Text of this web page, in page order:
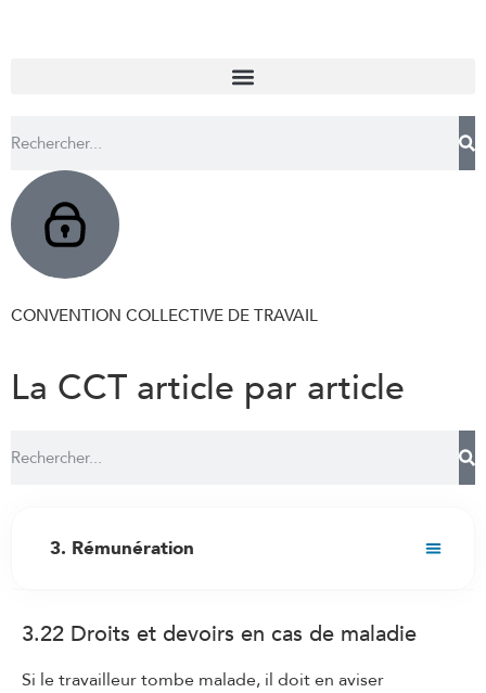
CONVENTION COLLECTIVE DE TRAVAIL
La CCT article par article
3. Rémunération
3.2 Fixation du salaire initial
3.3 Adaptation du salaire au renchérissement
3.22 Droits et devoirs en cas de maladie
Si le travailleur tombe malade, il doit en aviser